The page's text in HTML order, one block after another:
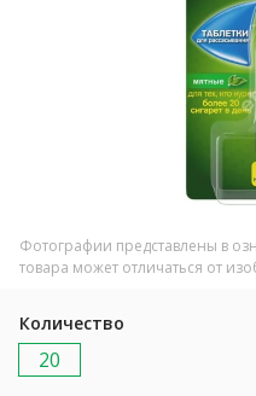
Фотографии представлены в
товара может отличаться от
Количество
20